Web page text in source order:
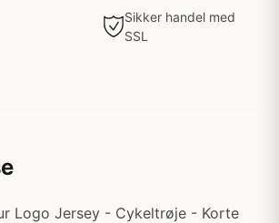
Sikker handel med
SSL
Logo Jersey - Cykeltrøje - Korte